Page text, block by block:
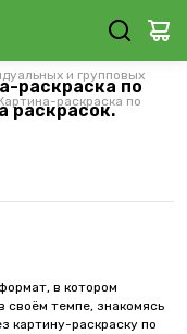
и групповых
раскраска по
раскраска по
раскрасок.
в котором
своём темпе, знакомясь
картину-раскраску по